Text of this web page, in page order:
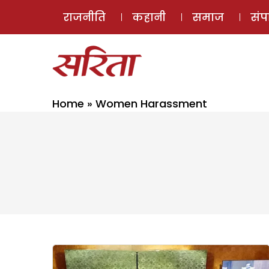
राजनीति कहानी समाज
Home » Women Harassment